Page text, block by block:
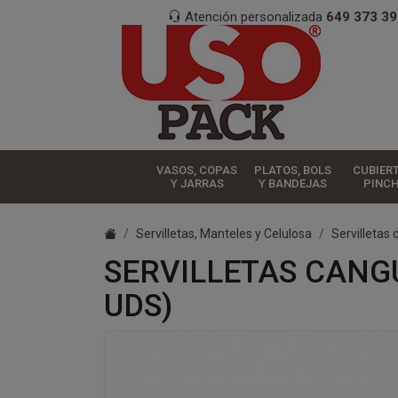
Atención personalizada 649 373
VASOS, COPAS
Y JARRAS
PLATOS, BOLS
Y BANDEJAS
Servilletas, Manteles y Celulosa Servilletas
SERVILLETAS
UDS)